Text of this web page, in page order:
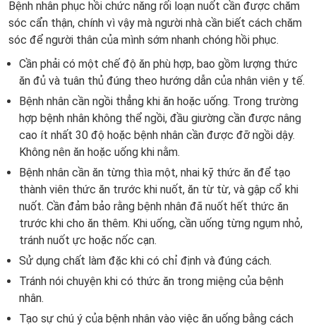
Bệnh nhân phục hồi chức năng rối loạn nuốt cần được chăm
sóc cẩn thận, chính vì vậy mà người nhà cần biết cách chăm
sóc để người thân của mình sớm nhanh chóng hồi phục.
Cần phải có một chế độ ăn phù hợp, bao gồm lượng thức
ăn đủ và tuân thủ đúng theo hướng dẫn của nhân viên y tế.
Bệnh nhân cần ngồi thẳng khi ăn hoặc uống. Trong trường
hợp bệnh nhân không thể ngồi, đầu giường cần được nâng
cao ít nhất 30 độ hoặc bệnh nhân cần được đỡ ngồi dậy.
Không nên ăn hoặc uống khi nằm.
Bệnh nhân cần ăn từng thìa một, nhai kỹ thức ăn để tạo
thành viên thức ăn trước khi nuốt, ăn từ từ, và gập cổ khi
nuốt. Cần đảm bảo rằng bệnh nhân đã nuốt hết thức ăn
trước khi cho ăn thêm. Khi uống, cần uống từng ngụm nhỏ,
tránh nuốt ực hoặc nốc cạn.
Sử dụng chất làm đặc khi có chỉ định và đúng cách.
Tránh nói chuyện khi có thức ăn trong miệng của bệnh
nhân.
Tạo sự chú ý của bệnh nhân vào việc ăn uống bằng cách